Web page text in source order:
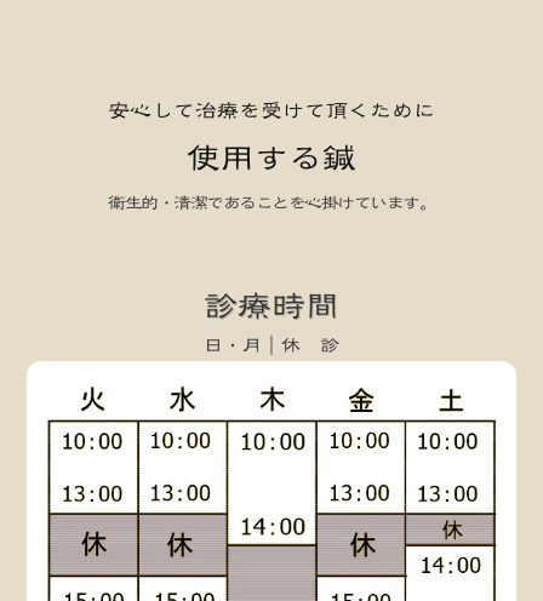
安心して治療を受けて頂くために
使用する鍼
衛生的・清潔であることを心掛けています。
診療時間
日・月｜休 診